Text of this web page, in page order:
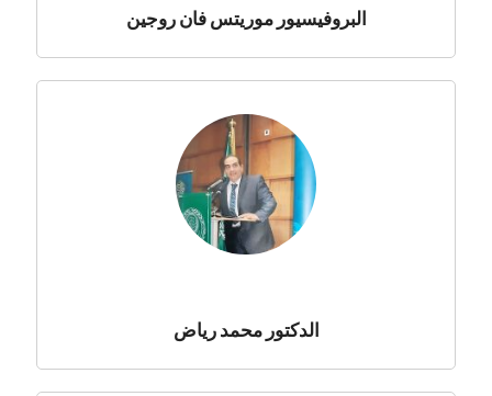
البروفيسيور موريتس فان روجين
الدكتور محمد رياض